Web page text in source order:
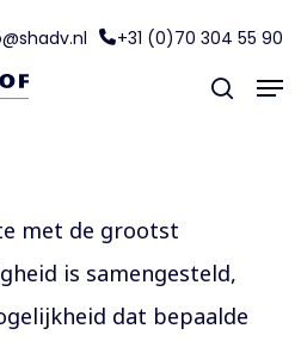
+31 (0)70 304 55 90
met de grootst
is samengesteld,
dat bepaalde